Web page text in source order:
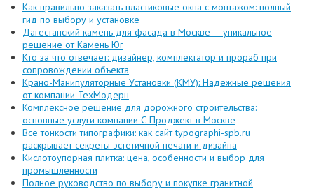
Как правильно заказать пластиковые окна с монтажом: полный
гид по выбору и установке
Дагестанский камень для фасада в Москве — уникальное
решение от Камень Юг
Кто за что отвечает: дизайнер, комплектатор и прораб при
сопровождении объекта
Крано-Манипуляторные Установки (КМУ): Надежные решения
от компании ТехМодерн
Комплексное решение для дорожного строительства:
основные услуги компании C-Проджект в Москве
Все тонкости типографики: как сайт typographi-spb.ru
раскрывает секреты эстетичной печати и дизайна
Кислотоупорная плитка: цена, особенности и выбор для
промышленности
Полное руководство по выбору и покупке гранитной